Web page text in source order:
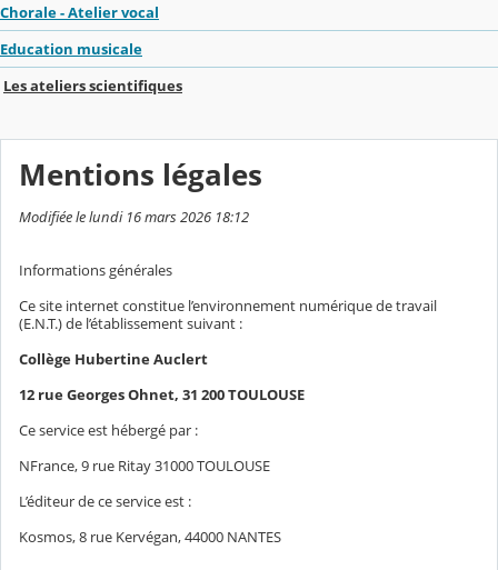
Chorale - Atelier vocal
Education musicale
Les ateliers scientifiques
Mentions légales
Modifiée le lundi 16 mars 2026 18:12
Informations générales
Ce site internet constitue l’environnement numérique de travail
(E.N.T.) de l’établissement suivant :
Collège Hubertine Auclert
12 rue Georges Ohnet, 31 200 TOULOUSE
Ce service est hébergé par :
NFrance, 9 rue Ritay 31000 TOULOUSE
L’éditeur de ce service est :
Kosmos, 8 rue Kervégan, 44000 NANTES